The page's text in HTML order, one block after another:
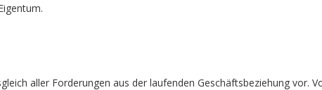
aller Forderungen aus der laufenden Geschäftsbeziehung vor.